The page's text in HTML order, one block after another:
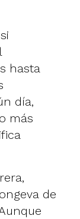
hasta
día,
más
de